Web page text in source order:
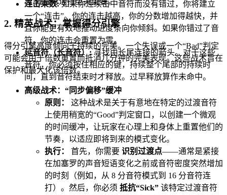
连击乘数:如果你连续击中音符而没有错过，你将建立
一个“连击”。你的连击越高，你的分数增加得越快，并
且你能更有效地推动进度条向你倾斜。如果你错过了音
符，你的连击会重置为零。
延音符（长音符）:寻找由长尾连接的箭头。对于这些
音符，你必须按住相应的键，持续整个尾部的持续时
间，直到音符结束时才释放。过早释放算作未命中。
2. 精英战术：掌握得分引擎
得分引擎高度倾向于持续的完美。一个失误或一个“Bad”判定
可能会由于倍数重置而抵消几分钟的完美表现。这些战术旨在
保护和最大化该倍数。
高级战术：“同步偏移”缓冲
原则：
这种战术是关于有意地在特定的过渡音符
上使用稍宽的“Good”判定窗口，以创建一个微观
的时间缓冲，让玩家在心理上和身体上重置他们的
节奏，以适应即将到来的模式变化。
执行：
首先，你需要 识别过渡点——通常是紧接
在加塞罗的声音短语变化之前或音符密度突然增加
的时刻（例如，从 8 分音符模式到 16 分音符连
打）。然后，你必须 抵抗“Sick” 该特定过渡音符